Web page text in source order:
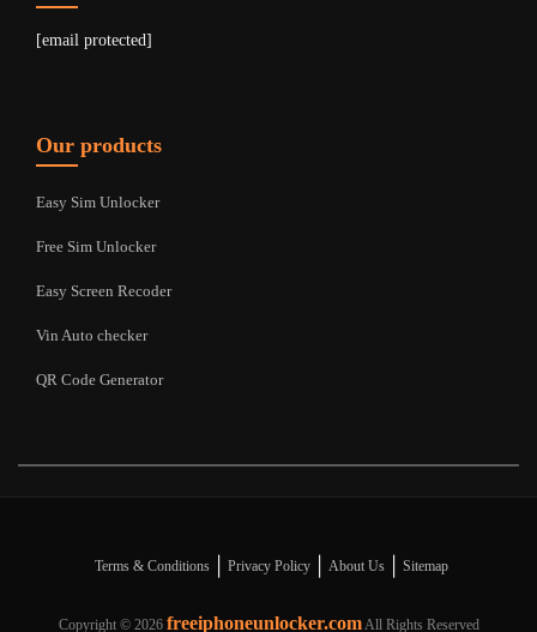
[email protected]
Our products
Easy Sim Unlocker
Free Sim Unlocker
Easy Screen Recoder
Vin Auto checker
QR Code Generator
Terms & Conditions Privacy Policy About Us Sitemap
Copyright © 2026 freeiphoneunlocker.comAll Rights Reserved